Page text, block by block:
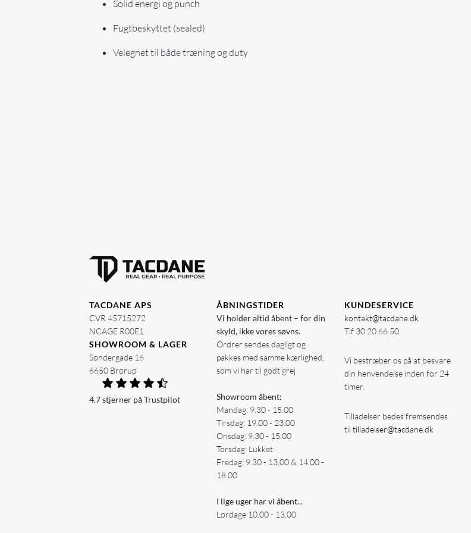
Solid energi og punch
Fugtbeskyttet (sealed)
Velegnet til både træning og duty
TACDANE APS
CVR 45715272
NCAGE R00E1
SHOWROOM & LAGER
Søndergade 16
6650 Brørup
4.7 stjerner på Trustpilot
ÅBNINGSTIDER
Vi holder altid åbent – for din
skyld, ikke vores søvns.
Ordrer sendes dagligt og
pakkes med samme kærlighed,
som vi har til godt grej
Showroom åbent:
Mandag: 9.30 - 15.00
Tirsdag: 19.00 - 23.00
Onsdag: 9.30 - 15.00
Torsdag: Lukket
Fredag: 9.30 - 13.00 & 14.00 -
18.00
I lige uger har vi åbent...
Lørdage 10.00 - 13.00
KUNDESERVICE
kontakt@tacdane.dk
Tlf 30 20 66 50
Vi bestræber os på at besvare
din henvendelse inden for 24
timer.
Tilladelser bedes fremsendes
til tilladelser@tacdane.dk